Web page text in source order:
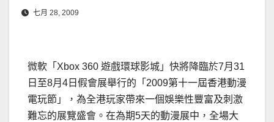
七月 28, 2009
微軟「Xbox 360 遊戲環球影城」快將降臨於7月31
日至8月4日假會展舉行的「2009第十一屆香港動漫
電玩節」，為全港玩家帶來一個娛樂性豐富及刺激
難忘的展覽盛會。在為期5天的動漫展中，全場大